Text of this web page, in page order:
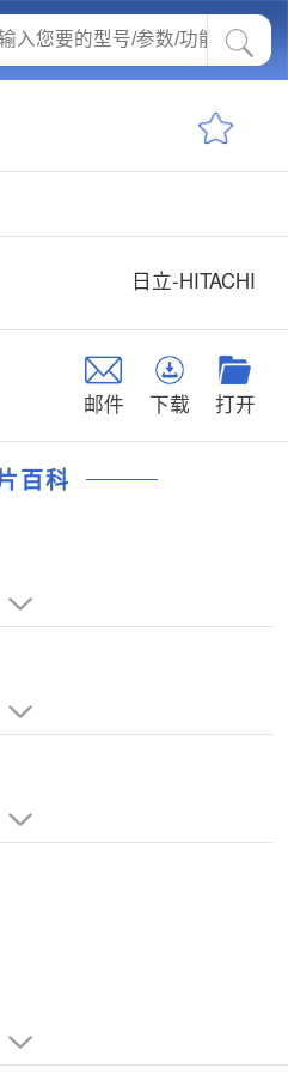
日立-HITACHI
邮件 下载 打开
百科